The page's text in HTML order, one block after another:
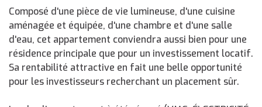
Composé d'une pièce de vie lumineuse, d'une cuisine
aménagée et équipée, d'une chambre et d'une salle
d'eau, cet appartement conviendra aussi bien pour une
résidence principale que pour un investissement locatif.
Sa rentabilité attractive en fait une belle opportunité
pour les investisseurs recherchant un placement sûr.